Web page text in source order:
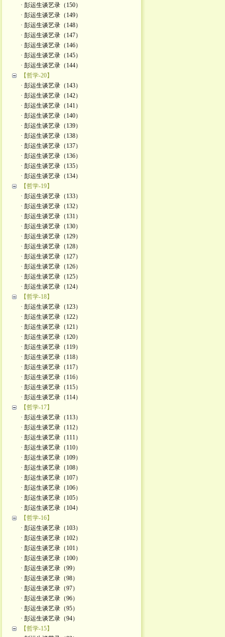
· 彭运生谈艺录（150）
· 彭运生谈艺录（149）
· 彭运生谈艺录（148）
· 彭运生谈艺录（147）
· 彭运生谈艺录（146）
· 彭运生谈艺录（145）
· 彭运生谈艺录（144）
【哲学-20】
· 彭运生谈艺录（143）
· 彭运生谈艺录（142）
· 彭运生谈艺录（141）
· 彭运生谈艺录（140）
· 彭运生谈艺录（139）
· 彭运生谈艺录（138）
· 彭运生谈艺录（137）
· 彭运生谈艺录（136）
· 彭运生谈艺录（135）
· 彭运生谈艺录（134）
【哲学-19】
· 彭运生谈艺录（133）
· 彭运生谈艺录（132）
· 彭运生谈艺录（131）
· 彭运生谈艺录（130）
· 彭运生谈艺录（129）
· 彭运生谈艺录（128）
· 彭运生谈艺录（127）
· 彭运生谈艺录（126）
· 彭运生谈艺录（125）
· 彭运生谈艺录（124）
【哲学-18】
· 彭运生谈艺录（123）
· 彭运生谈艺录（122）
· 彭运生谈艺录（121）
· 彭运生谈艺录（120）
· 彭运生谈艺录（119）
· 彭运生谈艺录（118）
· 彭运生谈艺录（117）
· 彭运生谈艺录（116）
· 彭运生谈艺录（115）
· 彭运生谈艺录（114）
【哲学-17】
· 彭运生谈艺录（113）
· 彭运生谈艺录（112）
· 彭运生谈艺录（111）
· 彭运生谈艺录（110）
· 彭运生谈艺录（109）
· 彭运生谈艺录（108）
· 彭运生谈艺录（107）
· 彭运生谈艺录（106）
· 彭运生谈艺录（105）
· 彭运生谈艺录（104）
【哲学-16】
· 彭运生谈艺录（103）
· 彭运生谈艺录（102）
· 彭运生谈艺录（101）
· 彭运生谈艺录（100）
· 彭运生谈艺录（99）
· 彭运生谈艺录（98）
· 彭运生谈艺录（97）
· 彭运生谈艺录（96）
· 彭运生谈艺录（95）
· 彭运生谈艺录（94）
【哲学-15】